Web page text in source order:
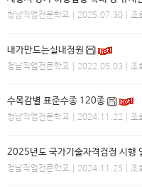
청남직업전문학교 | 2025.07.30 | 조
내가만드는실내정원
청남직업전문학교 | 2022.05.03 | 조
수목감별 표준수종 120종
청남직업전문학교 | 2024.11.22 | 조
2025년도 국가기술자격검정 시행
청남직업전문학교 | 2024.11.25 | 조